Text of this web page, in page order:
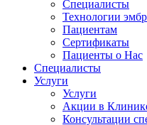
Специалисты
Технологии
Пациентам
Сертификаты
Пациенты о Нас
Специалисты
Услуги
Услуги
Акции в
Консультации